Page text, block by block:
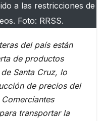
a las restricciones de
Foto: RRSS.
del país están
de productos
Santa Cruz, lo
de precios del
transportar la